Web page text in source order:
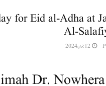
for Eid al-Adha at
Al-
12 جون 2024
Dr.